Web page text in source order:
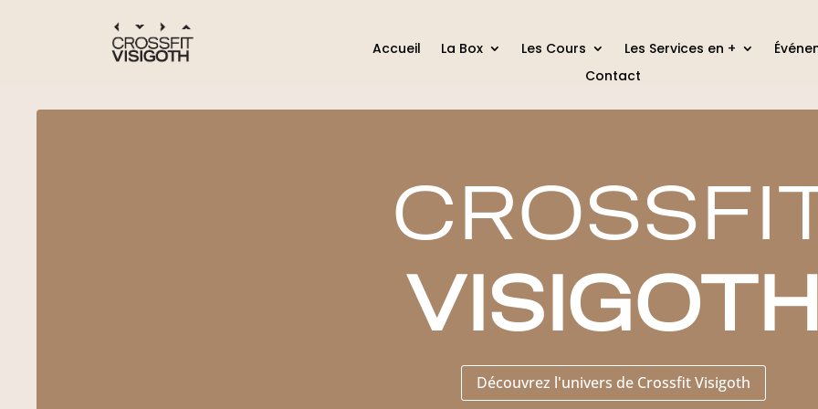
Accueil La Box Les Cours Les Services en +
Contact
VISIGOTH
Découvrez l'univers de Crossfit Visigoth